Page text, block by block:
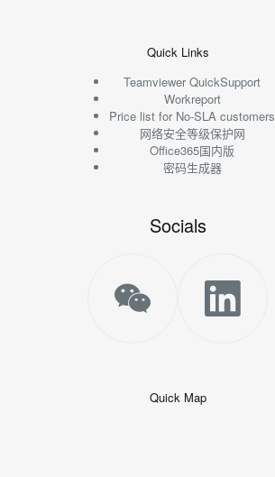
Quick Links
Teamviewer QuickSupport
Workreport
Price list for No-SLA customers
网络安全等级保护网
Office365国内版
密码生成器
Socials
Quick Map